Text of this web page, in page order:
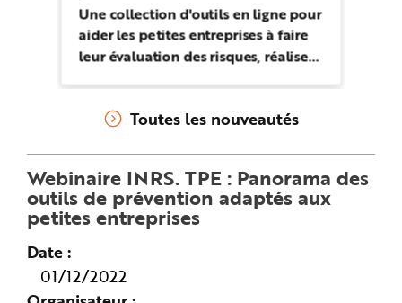
Une collection d'outils en ligne pour
aider les petites entreprises à faire
leur évaluation des risques, réaliser
Toutes les nouveautés
Webinaire INRS. TPE : Panorama des
outils de prévention adaptés aux
petites entreprises
Date
01/12/2022